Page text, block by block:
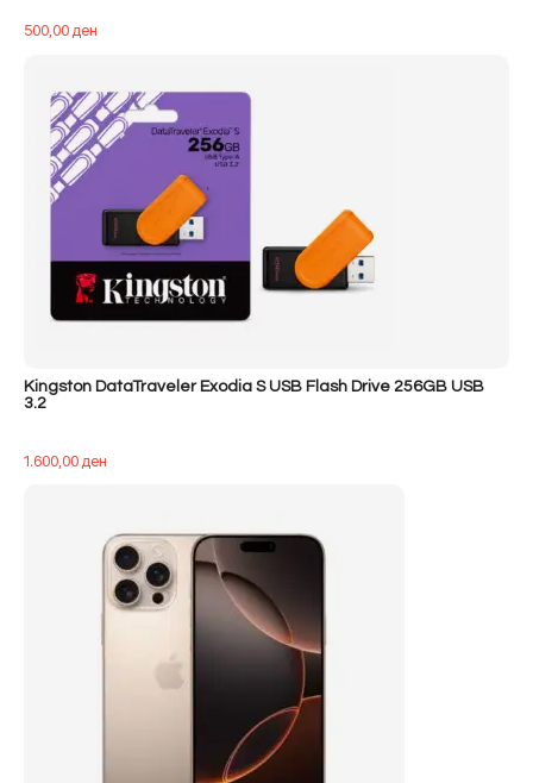
500,00ден
Kingston DataTraveler Exodia S USB Flash Drive 256GB USB
3.2
1.600,00ден